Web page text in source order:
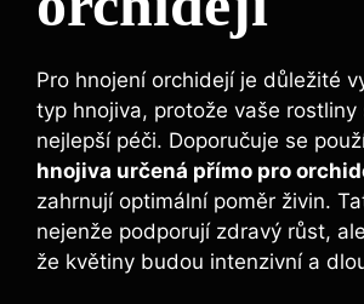
Pro hnojení‍ orchidejí je důležité
typ hnojiva, protože ​vaše rostliny
nejlepší péči. ‌Doporučuje se
hnojiva⁤ určená přímo pro
zahrnují optimální⁣ poměr živin.
nejenže podporují ‍zdravý růst,
že ⁤květiny budou intenzivní a